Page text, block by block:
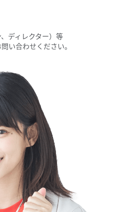
ディレクター）等
い合わせください。